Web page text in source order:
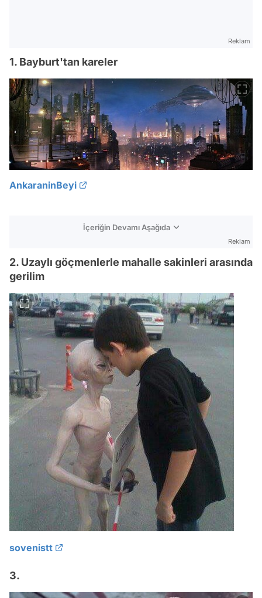
Reklam
1. Bayburt'tan kareler
AnkaraninBeyi
İçeriğin Devamı Aşağıda
Reklam
2. Uzaylı göçmenlerle mahalle sakinleri arasında
gerilim
sovenistt
3.